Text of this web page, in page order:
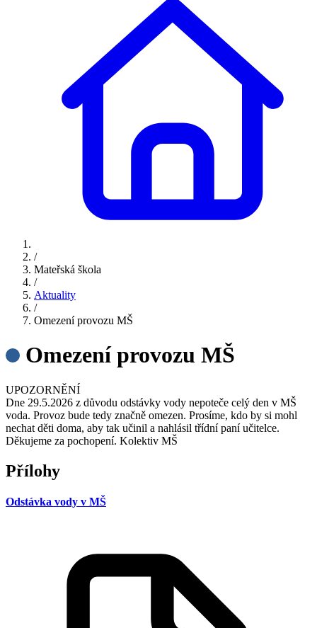
/
Mateřská škola
/
Aktuality
/
Omezení provozu MŠ
Omezení provozu MŠ
UPOZORNĚNÍ
Dne 29.5.2026 z důvodu odstávky vody nepoteče celý den v MŠ
voda. Provoz bude tedy značně omezen. Prosíme, kdo by si mohl
nechat děti doma, aby tak učinil a nahlásil třídní paní učitelce.
Děkujeme za pochopení. Kolektiv MŠ
Přílohy
Odstávka vody v MŠ